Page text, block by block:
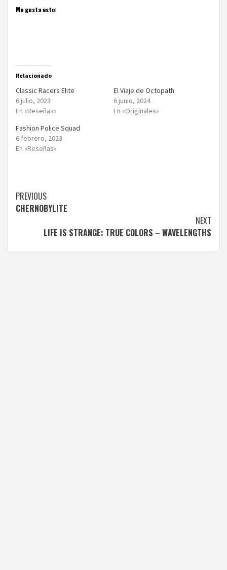
Me gusta esto:
Relacionado
Classic Racers Elite
6 julio, 2023
En «Reseñas»
El Viaje de Octopath
6 junio, 2024
En «Originales»
Fashion Police Squad
6 febrero, 2023
En «Reseñas»
Continue
Reading
PREVIOUS
CHERNOBYLITE
NEXT
LIFE IS STRANGE: TRUE COLORS – WAVELENGTHS